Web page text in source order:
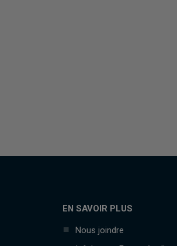
EN SAVOIR PLUS
Nous joindre